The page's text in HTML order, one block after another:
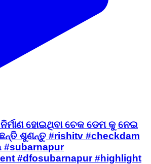
ନିର୍ମାଣ ହୋଇଥିବା ଚେକ ଡେମ କୁ ନେଇ
ଶୁଣନ୍ତୁ #rishitv #checkdam
#subarnapur
#dfosubarnapur #highlight